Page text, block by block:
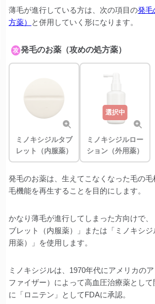
薄毛が進行している方は、次の項目の発毛
方薬）
と併用していく形になります。
攻 発毛のお薬（攻めの処方薬）
ミノキシジルタブ
レット（内服薬）
ミノキシジルロー
ション（外用薬）
選択中
発毛のお薬は、生えてこなくなった毛の
毛機能を再生することを目的にします。
かなり薄毛が進行してしまった方向けで、
ブレット（内服薬）」または「ミノキシ
用薬）」を使用します。
ミノキシジルは、1970年代にアメリカの
ファイザー）によって高血圧治療薬とし
に「ロニテン」としてFDAに承認。